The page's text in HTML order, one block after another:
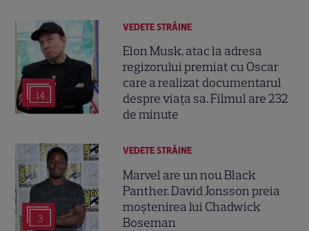
14
VEDETE STRĂINE
Elon Musk, atac la adresa
regizorului premiat cu Oscar
care a realizat documentarul
despre viața sa. Filmul are 232
de minute
3
VEDETE STRĂINE
Marvel are un nou Black
Panther. David Jonsson preia
moștenirea lui Chadwick
Boseman